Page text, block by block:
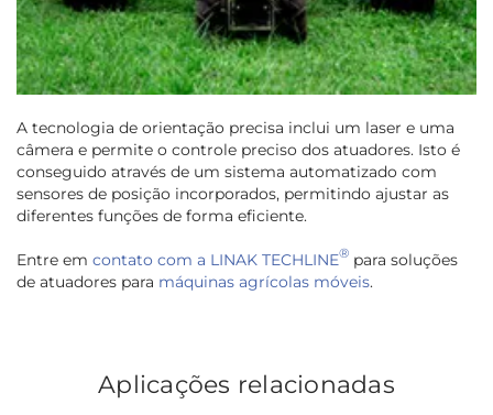
A tecnologia de orientação precisa inclui um laser e uma
câmera e permite o controle preciso dos atuadores. Isto é
conseguido através de um sistema automatizado com
sensores de posição incorporados, permitindo ajustar as
diferentes funções de forma eficiente.
Entre em contato com a LINAK TECHLINE® para soluções
de atuadores para máquinas agrícolas móveis.
Aplicações relacionadas